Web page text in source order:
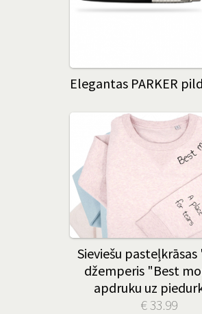
Elegantas PARKER
Sieviešu
džemperis "Best
apdruku uz
€ 33.99